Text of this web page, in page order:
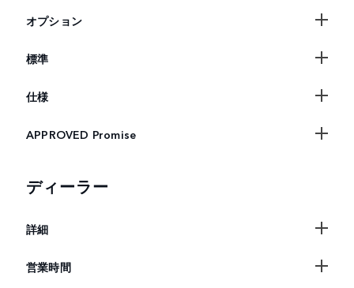
オプション
標準
仕様
APPROVED Promise
ディーラー
詳細
営業時間